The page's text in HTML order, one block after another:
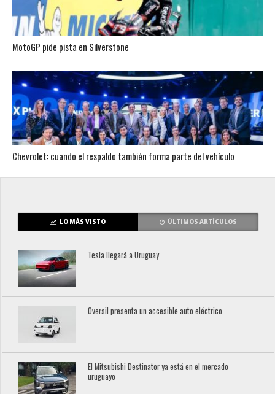
MotoGP pide pista en Silverstone
Chevrolet: cuando el respaldo también forma parte del vehículo
LO MÁS VISTO ÚLTIMOS ARTÍCULOS
Tesla llegará a Uruguay
Oversil presenta un accesible auto eléctrico
El Mitsubishi Destinator ya está en el mercado
uruguayo